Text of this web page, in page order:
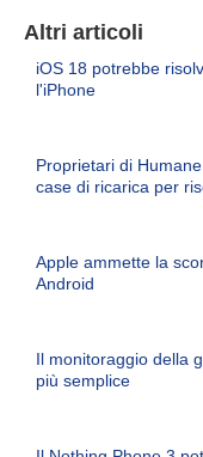
Altri articoli
iOS 18 potrebbe
l'iPhone
Proprietari di
case di ricarica per
Apple ammette la
Android
Il monitoraggio della
più semplice